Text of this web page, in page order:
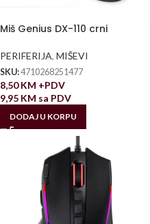
Miš Genius DX-110 crni
PERIFERIJA, MIŠEVI
SKU:4710268251477
8,50KM +PDV
9,95 KM sa PDV
DODAJ U KORPU